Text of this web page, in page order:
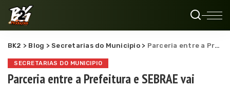
BK2 > Blog >Secretarias do Municipio> Parceria entre a Prefeitura e SEBRAE vai fortalecer a economia de base comunitária.
SECRETARIAS DO MUNICIPIO
Parceria entre a Prefeitura e SEBRAE vai